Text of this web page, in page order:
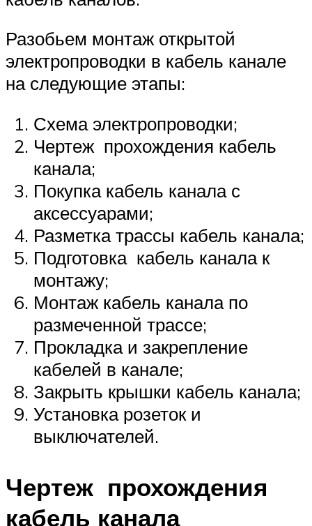
Разобьем монтаж открытой
электропроводки в кабель канале
на следующие этапы:
Схема электропроводки;
Чертеж прохождения кабель
канала;
Покупка кабель канала с
аксессуарами;
Разметка трассы кабель канала;
Подготовка кабель канала к
монтажу;
Монтаж кабель канала по
размеченной трассе;
Прокладка и закрепление
кабелей в канале;
Закрыть крышки кабель канала;
Установка розеток и
выключателей.
Чертеж прохождения
кабель канала